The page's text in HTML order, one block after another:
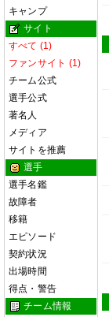
キャンプ
サイト
すべて (1)
ファンサイト (1)
チーム公式
選手公式
著名人
メディア
サイトを推薦
選手
選手名鑑
故障者
移籍
エピソード
契約状況
出場時間
得点・警告
チーム情報